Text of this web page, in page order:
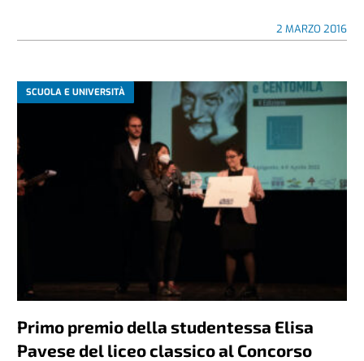
2 MARZO 2016
SCUOLA E UNIVERSITÀ
Primo premio della studentessa Elisa
Pavese del liceo classico al Concorso